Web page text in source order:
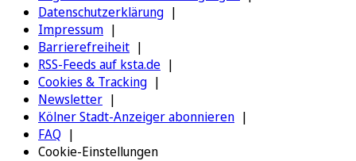
Datenschutzerklärung
Impressum
Barrierefreiheit
RSS-Feeds auf ksta.de
Cookies & Tracking
Newsletter
Kölner Stadt-Anzeiger abonnieren
FAQ
Cookie-Einstellungen